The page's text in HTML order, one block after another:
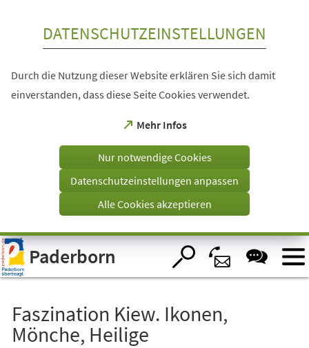
Visuelle
Assistenzsoftware
öffnen.
DATENSCHUTZEINSTELLUNGEN
Durch die Nutzung dieser Website erklären Sie sich damit
einverstanden, dass diese Seite Cookies verwendet.
Mehr Infos
(Öffnet
einem
Tab)
Nur notwendige Cookies
Datenschutzeinstellungen anpassen
Alle Cookies akzeptieren
Paderborn
Faszination Kiew. Ikonen,
Mönche, Heilige